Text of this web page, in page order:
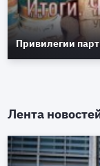
Привилегии
Лента